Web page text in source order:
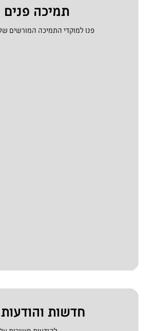
תמיכה פנים
פנו למוקדי התמיכה המורשים
חדשות